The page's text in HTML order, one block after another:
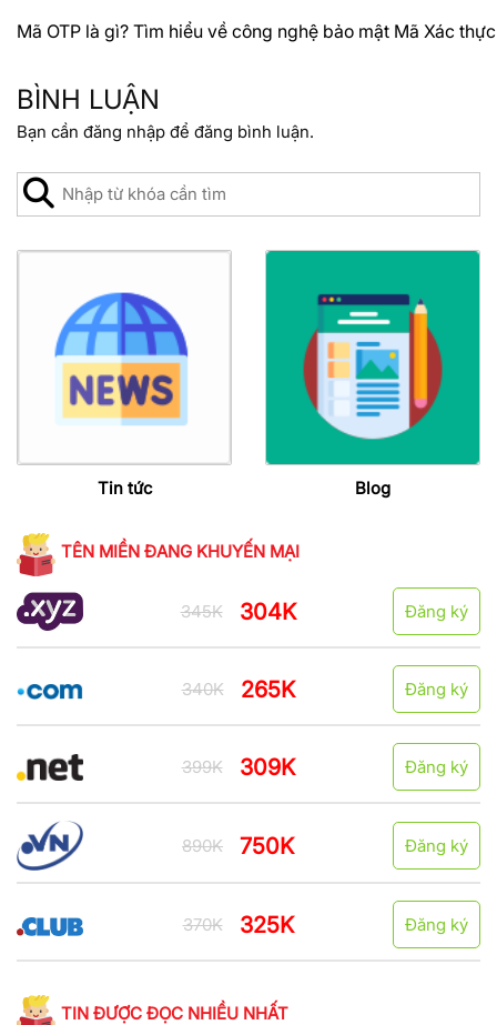
Mã OTP là gì? Tìm hiểu về công nghệ bảo mật Mã Xác
BÌNH LUẬN
Bạn cần đăng nhập để đăng bình luận.
Tin tức Blog
TÊN MIỀN ĐANG KHUYẾN MẠI
345K 304K Đăng ký
340K 265K Đăng ký
399K 309K Đăng ký
890K 750K Đăng ký
370K 325K Đăng ký
TIN ĐƯỢC ĐỌC NHIỀU NHẤT